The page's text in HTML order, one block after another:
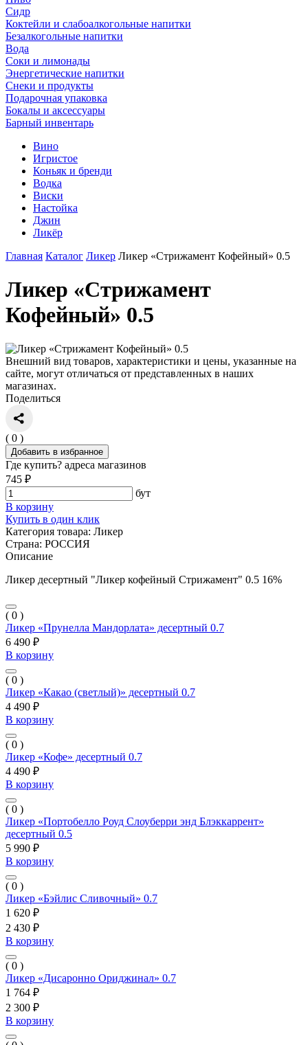
Сидр
Коктейли и слабоалкогольные напитки
Безалкогольные напитки
Вода
Соки и лимонады
Энергетические напитки
Снеки и продукты
Подарочная упаковка
Бокалы и аксессуары
Барный инвентарь
Вино
Игристое
Коньяк и бренди
Водка
Виски
Настойка
Джин
Ликёр
Главная Каталог Ликер Ликер «Стрижамент Кофейный» 0.5
Ликер «Стрижамент
Кофейный» 0.5
Внешний вид товаров, характеристики и цены, указанные на
сайте, могут отличаться от представленных в наших
магазинах.
Поделиться
( 0 )
Добавить в избранное
Где купить? адреса магазинов
745 ₽
бут
В корзину
Купить в один клик
Категория товара: Ликер
Страна: РОССИЯ
Описание
Ликер десертный "Ликер кофейный Стрижамент" 0.5 16%
( 0 )
Ликер «Прунелла Мандорлата» десертный 0.7
6 490 ₽
В корзину
( 0 )
Ликер «Какао (светлый)» десертный 0.7
4 490 ₽
В корзину
( 0 )
Ликер «Кофе» десертный 0.7
4 490 ₽
В корзину
( 0 )
Ликер «Портобелло Роуд Слоуберри энд Блэккаррент»
десертный 0.5
5 990 ₽
В корзину
( 0 )
Ликер «Бэйлис Сливочный» 0.7
1 620 ₽
2 430 ₽
В корзину
( 0 )
Ликер «Дисаронно Ориджинал» 0.7
1 764 ₽
2 300 ₽
В корзину